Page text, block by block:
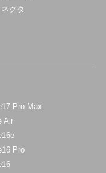
クタ
Pro Max
Air
Pro